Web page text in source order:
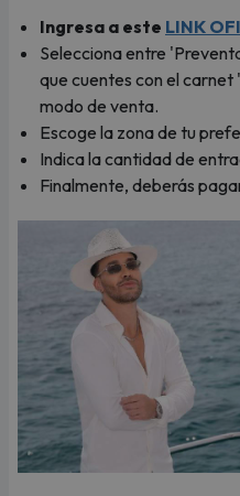
Ingresa a este LINK
Selecciona entre
que cuentes con el
modo de venta.
Escoge la zona de tu
Indica la cantidad de
Finalmente, deberás